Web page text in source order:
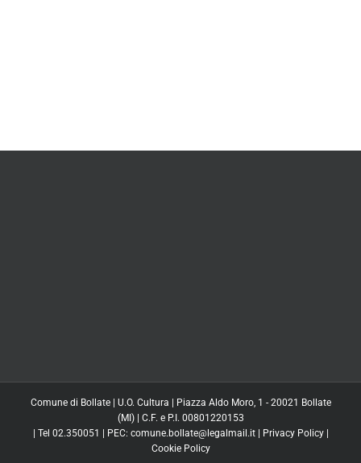
Comune di Bollate | U.O. Cultura | Piazza Aldo Moro, 1 - 20021 Bollate
(MI) | C.F. e P.I. 00801220153
| Tel 02.350051 | PEC: comune.bollate@legalmail.it | Privacy Policy|
Cookie Policy